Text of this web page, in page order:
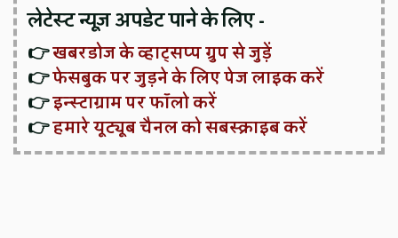
लेटेस्ट न्यूज़ अपडेट पाने के लिए -
👉खबरडोज के व्हाट्सप्प ग्रुप से जुड़ें
👉फेसबुक पर जुड़ने के लिए पेज लाइक करें
👉इन्स्टाग्राम पर फॉलो करें
👉हमारे यूट्यूब चैनल को सबस्क्राइब करें